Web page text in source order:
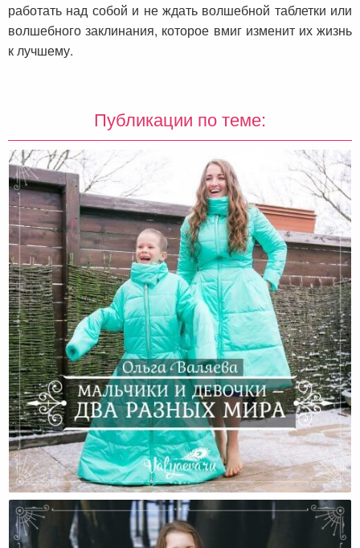
работать над собой и не ждать волшебной таблетки или
волшебного заклинания, которое вмиг изменит их жизнь
к лучшему.
Публикации по теме:
Мальчики И Девочки – Два Разных Мира